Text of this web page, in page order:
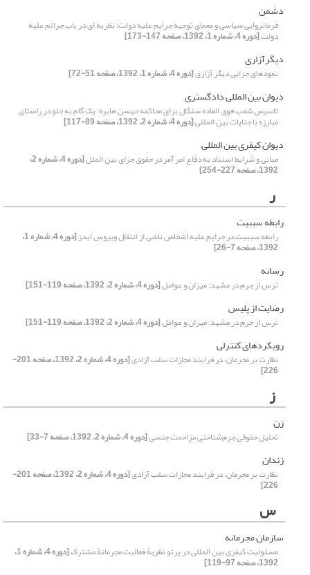
دشمن
فرمانروایی سیاسی و معمای توجیه جرایم علیه دولت؛ نظریه ای در باب جرائم علیه
دولت[دوره 4، شماره 1، 1392، صفحه 147-173]
دیگرآزاری
نمودهای جزایی دیگر آزاری[دوره 4، شماره 1، 1392، صفحه 51-72]
دیوان بین المللی دادگستری
تاسیس شعب فوق العاده سنگال برای محاکمه حیسن هابره: یک گام به جلو در راستای
مبارزه با جنایات بین المللی[دوره 4، شماره 2، 1392، صفحه 89-117]
دیوان کیفری بین المللی
مبانی و شرایط استناد به دفاع امر آمر در حقوق جزای بین الملل [دوره 4، شماره 2،
1392، صفحه 227-254]
ر
رابطه سببیت
رابطه سببیت در جرایم علیه اشخاص ناشی از انتقال ویروس ایدز [دوره 4، شماره 1،
1392، صفحه 7-26]
رسانه
ترس از جرم در مشهد: میزان و عوامل[دوره 4، شماره 2، 1392، صفحه 119-151]
رضایت از پلیس
ترس از جرم در مشهد: میزان و عوامل[دوره 4، شماره 2، 1392، صفحه 119-151]
رویکردهای کنترلی
نظارت بر مجرمان، در فرایند مجازات سلب آزادی [دوره 4، شماره 2، 1392، صفحه 201-
226]
ز
زن
تحلیل حقوقی جرم‌شناختی مزاحمت جنسی[دوره 4، شماره 2، 1392، صفحه 7-33]
زندان
نظارت بر مجرمان، در فرایند مجازات سلب آزادی [دوره 4، شماره 2، 1392، صفحه 201-
226]
س
سازمان مجرمانه
مسئولیت کیفری بین المللی در پرتو نظریۀ فعالیت مجرمانۀ مشترک [دوره 4، شماره 1،
1392، صفحه 97-119]